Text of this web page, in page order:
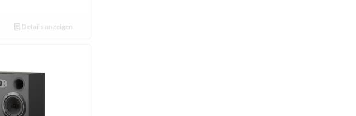
Details anzeigen